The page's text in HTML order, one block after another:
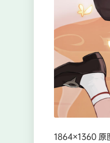
1864×1360 原